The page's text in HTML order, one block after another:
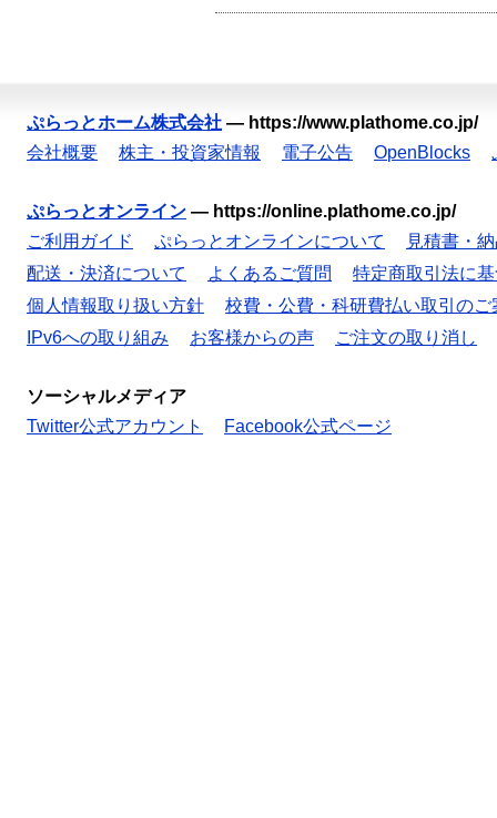
ぷらっとホーム株式会社 — https://www.plathome.co.jp/
会社概要
株主・投資家情報 電子公告 OpenBlocks
ぷらっとオンライン — https://online.plathome.co.jp/
ご利用ガイド
ぷらっとオンラインについて
見積書・
配送・決済について
よくあるご質問
特定商取引法に
個人情報取り扱い方針
校費・公費・科研費払い取引のご
IPv6への取り組み
お客様からの声 ご注文の取り消し
ソーシャルメディア
Twitter公式アカウント
Facebook公式ページ